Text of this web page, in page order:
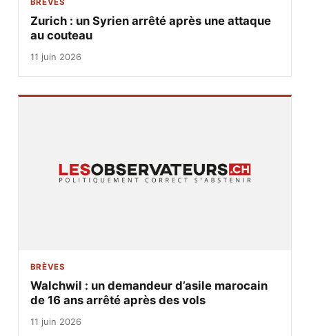
BRÈVES
Zurich : un Syrien arrêté après une attaque
au couteau
11 juin 2026
BRÈVES
Walchwil : un demandeur d’asile marocain
de 16 ans arrêté après des vols
11 juin 2026